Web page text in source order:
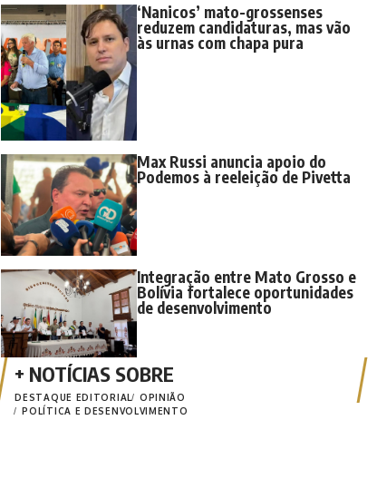
‘Nanicos’ mato-grossenses
reduzem candidaturas, mas vão
às urnas com chapa pura
Max Russi anuncia apoio do
Podemos à reeleição de Pivetta
Integração entre Mato Grosso e
Bolívia fortalece oportunidades
de desenvolvimento
DESTAQUE EDITORIAL
OPINIÃO
POLÍTICA E DESENVOLVIMENTO